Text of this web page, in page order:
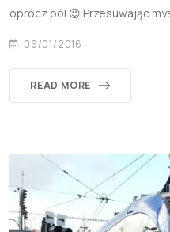
oprócz pól 😉 Przesuwając
06/01/2016
READ MORE